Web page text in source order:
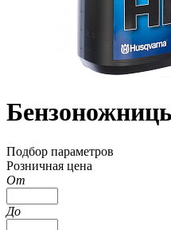
Подбор параметров
Розничная цена
От
До